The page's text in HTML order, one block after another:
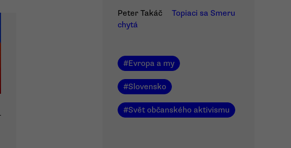
Peter Takáč
Topiaci sa Smeru
chytá
#Evropa a my
#Slovensko
#Svět občanského aktivismu